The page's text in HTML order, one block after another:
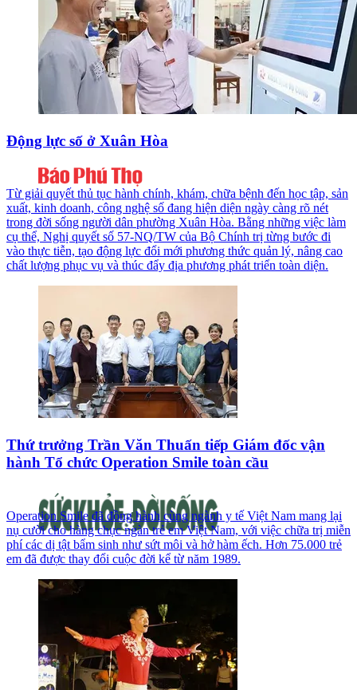
Động lực số ở Xuân Hòa
Từ giải quyết thủ tục hành chính, khám, chữa bệnh đến học tập, sản
xuất, kinh doanh, công nghệ số đang hiện diện ngày càng rõ nét
trong đời sống người dân phường Xuân Hòa. Bằng những việc làm
cụ thể, Nghị quyết số 57-NQ/TW của Bộ Chính trị từng bước đi
vào thực tiễn, tạo động lực đổi mới phương thức quản lý, nâng cao
chất lượng phục vụ và thúc đẩy địa phương phát triển toàn diện.
Thứ trưởng Trần Văn Thuấn tiếp Giám đốc vận
hành Tổ chức Operation Smile toàn cầu
Operation Smile đã đồng hành cùng ngành y tế Việt Nam mang lại
nụ cười cho hàng chục ngàn trẻ em Việt Nam, với việc chữa trị miễn
phí các dị tật bẩm sinh như sứt môi và hở hàm ếch. Hơn 75.000 trẻ
em đã được thay đổi cuộc đời kể từ năm 1989.